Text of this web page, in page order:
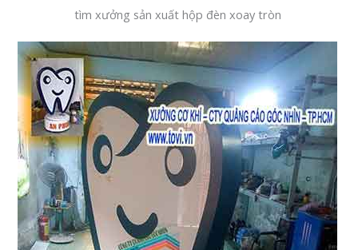
tìm xưởng sản xuất hộp đèn xoay tròn